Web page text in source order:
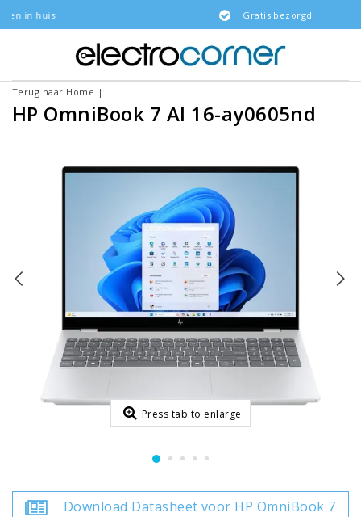
Gratis bezorgd
Terug naar Home |
HP OmniBook 7 AI 16-ay0605nd
Press tab to enlarge
Download Datasheet voor HP OmniBook 7